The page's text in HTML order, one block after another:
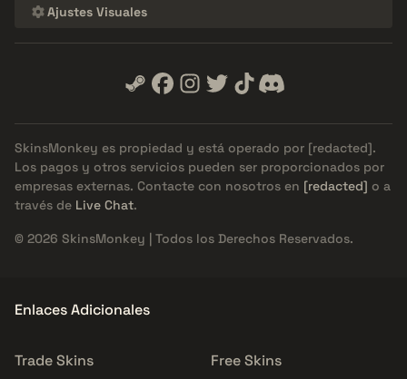
Ajustes Visuales
SkinsMonkey es propiedad y está operado por [redacted].
Los pagos y otros servicios pueden ser proporcionados por
empresas externas. Contacte con nosotros en [redacted] o a
través de Live Chat.
© 2026 SkinsMonkey | Todos los Derechos Reservados.
Enlaces Adicionales
Trade Skins
Free Skins